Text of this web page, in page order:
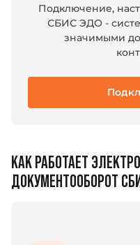
Подключение,
СБИС ЭДО -
значимыми
КАК РАБОТАЕТ
ДОКУМЕНТООБОРОТ